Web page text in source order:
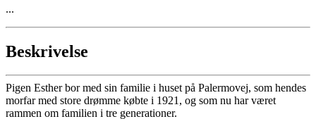
...
Beskrivelse
Pigen Esther bor med sin familie i huset på Palermovej, som hendes
morfar med store drømme købte i 1921, og som nu har været
rammen om familien i tre generationer.